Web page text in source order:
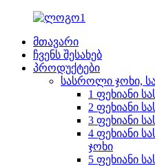
მთავარი
ჩვენს შესახებ
პროდუქტები
სასროლი ჯოხი,
1 ფეხიანი
2 ფეხიანი
3 ფეხიანი
4 ფეხიანი
ჯოხი
5 ფეხიანი